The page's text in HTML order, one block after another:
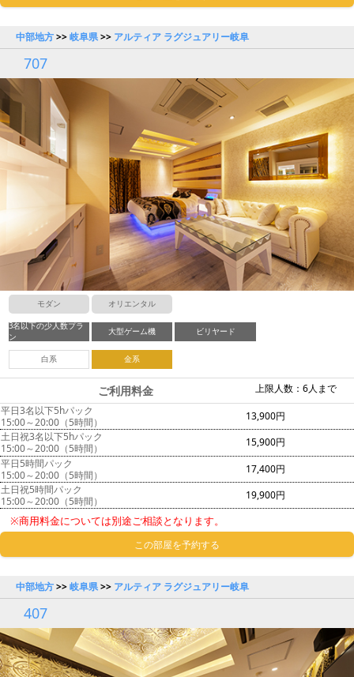
中部地方>>岐阜県>> アルティア ラグジュアリー岐阜
707
モダン オリエンタル
3名以下の少人数プラ
ン
大型ゲーム機 ビリヤード
白系 金系
上限人数：6人まで
ご利用料金
平日3名以下5hパック
15:00～20:00（5時間）
13,900円
土日祝3名以下5hパック
15:00～20:00（5時間）
15,900円
平日5時間パック
15:00～20:00（5時間）
17,400円
土日祝5時間パック
15:00～20:00（5時間）
19,900円
※商用料金については別途ご相談となります。
この部屋を予約する
中部地方>>岐阜県>> アルティア ラグジュアリー岐阜
407